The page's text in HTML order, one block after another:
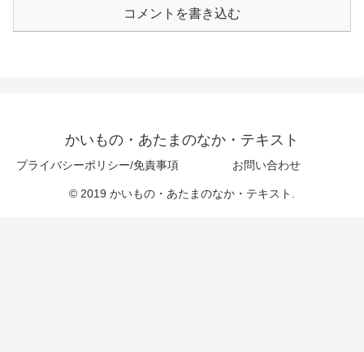
コメントを書き込む
かいもの・あたまのなか・テキスト
プライバシーポリシー/免責事項 お問い合わせ
© 2019 かいもの・あたまのなか・テキスト.